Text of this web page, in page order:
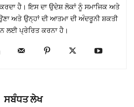
ਹੈ। ਇਸ ਦਾ ਉਦੇਸ਼ ਲੋਕਾਂ ਨੂੰ ਸਮਾਜਿਕ ਅਤੇ
ਅਤੇ ਉਨ੍ਹਾਂ ਦੀ ਆਤਮਾ ਦੀ ਅੰਦਰੂਨੀ ਸ਼ਕਤੀ
ਲਈ ਪ੍ਰੇਰਿਤ ਕਰਨਾ ਹੈ।
ਸਬੰਧਤ ਲੇਖ